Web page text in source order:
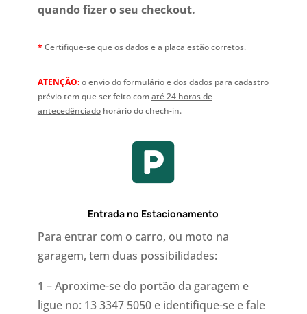
quando fizer o seu checkout.
* Certifique-se que os dados e a placa estão corretos.
ATENÇÃO:o envio do formulário e dos dados para cadastro
prévio tem que ser feito comaté 24 horas de
antecedênciadohorário do chech-in.

Entrada no Estacionamento
Para entrar com o carro, ou moto na
garagem, tem duas possibilidades:
1 – Aproxime-se do portão da garagem e
ligue no: 13 3347 5050 e identifique-se e fale